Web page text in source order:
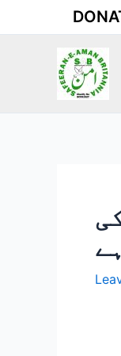
to